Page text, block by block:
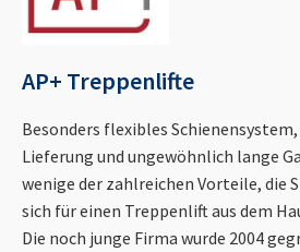
AP+ Treppenlifte
Besonders flexibles
Lieferung und ungewöhnlich lange
wenige der zahlreichen Vorteile, die
sich für einen Treppenlift aus dem
Die noch junge Firma wurde 2004